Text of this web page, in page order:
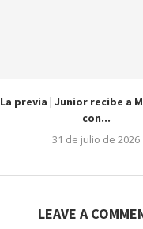
La previa | Junior recibe a
con...
31 de julio de 2026
LEAVE A